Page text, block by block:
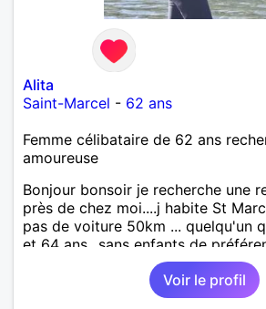
Alita
Saint-Marcel - 62 ans
Femme célibataire de 62 ans
amoureuse
Bonjour bonsoir je recherche une
près de chez moi....j habite St
pas de voiture 50km ... quelqu'un
et 64 ans...sans enfants de
adultes et qui n aurait garder
une où plusieurs ex...si vous
recherche ecrivez moi je vous
Voir le profil